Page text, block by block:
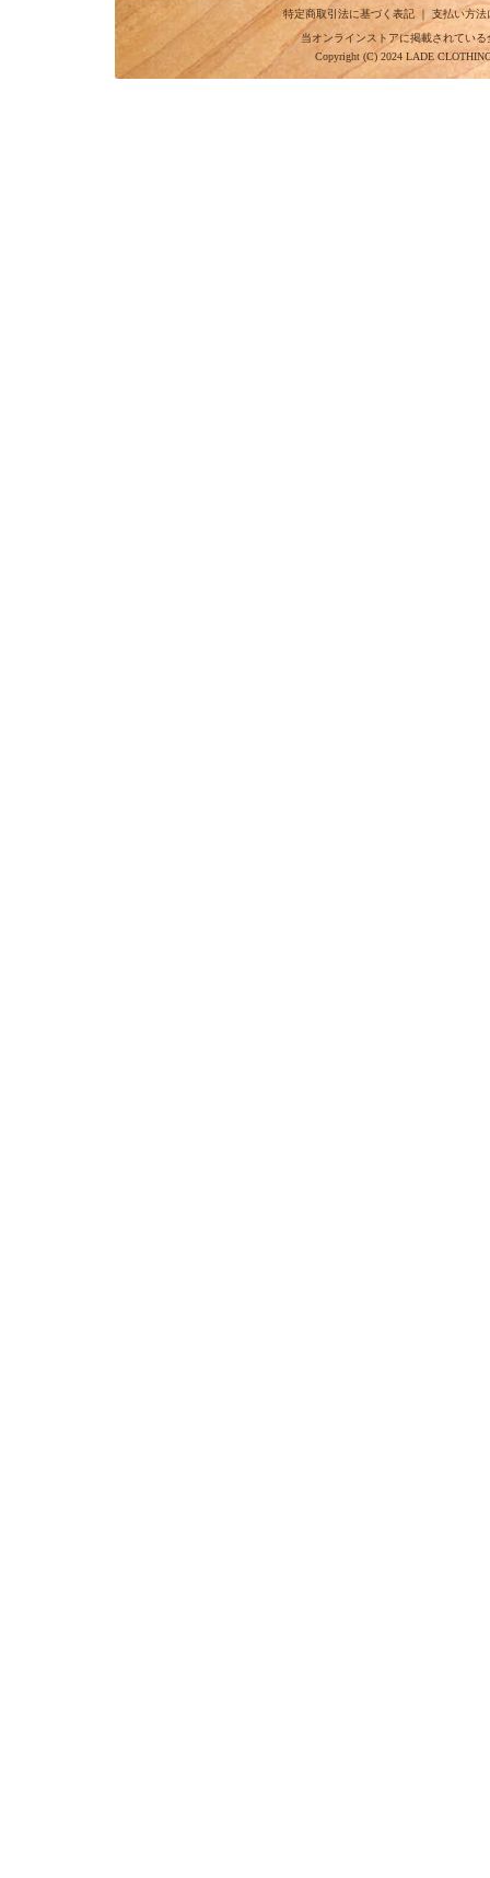
特定商取引法に基づく表記｜ 支払い方法
当オンラインストアに掲載されてい
Copyright (C) 2024 LADE